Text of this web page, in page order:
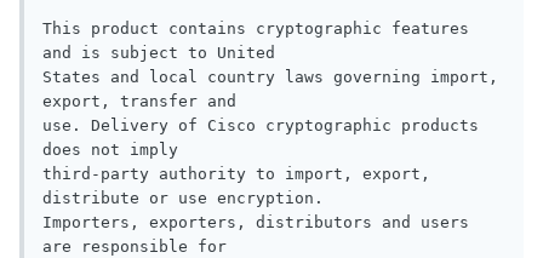
This product contains cryptographic features
and is subject to United
States and local country laws governing import,
export, transfer and
use. Delivery of Cisco cryptographic products
does not imply
third-party authority to import, export,
distribute or use encryption.
Importers, exporters, distributors and users
are responsible for